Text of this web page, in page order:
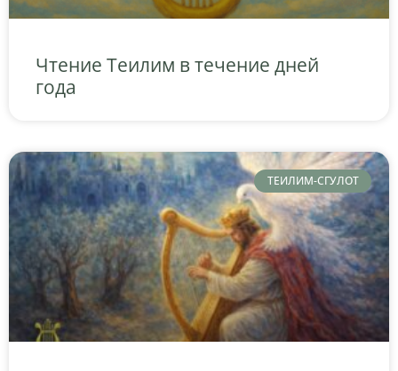
Чтение Теилим в течение дней
года
ТЕИЛИМ-СГУЛОТ